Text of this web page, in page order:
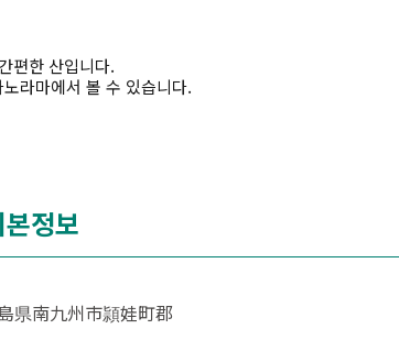
편한 산입니다.
라마에서 볼 수 있습니다.
정보
南九州市頴娃町郡